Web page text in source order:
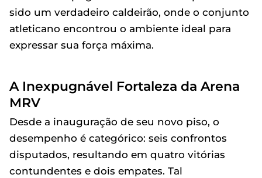
sido um verdadeiro caldeirão, onde o conjunto
atleticano encontrou o ambiente ideal para
expressar sua força máxima.
A Inexpugnável Fortaleza da Arena
MRV
Desde a inauguração de seu novo piso, o
desempenho é categórico: seis confrontos
disputados, resultando em quatro vitórias
contundentes e dois empates. Tal